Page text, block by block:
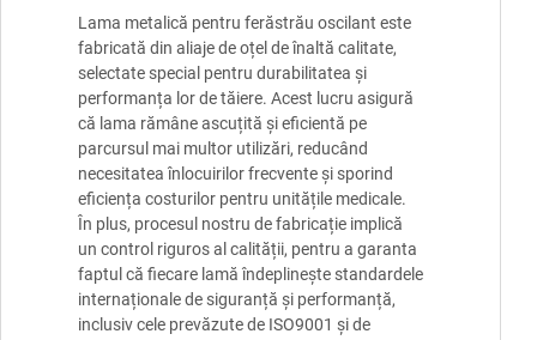
Lama metalică pentru ferăstrău oscilant este
fabricată din aliaje de oțel de înaltă calitate,
selectate special pentru durabilitatea și
performanța lor de tăiere. Acest lucru asigură
că lama rămâne ascuțită și eficientă pe
parcursul mai multor utilizări, reducând
necesitatea înlocuirilor frecvente și sporind
eficiența costurilor pentru unitățile medicale.
În plus, procesul nostru de fabricație implică
un control riguros al calității, pentru a garanta
faptul că fiecare lamă îndeplinește standardele
internaționale de siguranță și performanță,
inclusiv cele prevăzute de ISO9001 și de